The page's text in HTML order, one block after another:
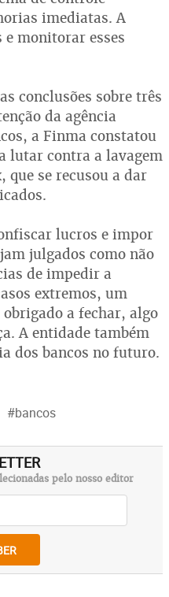
imediatas. A
monitorar esses
conclusões sobre três
da agência
a Finma constatou
lutar contra a lavagem
se recusou a dar
lucros e impor
julgados como não
de impedir a
extremos, um
a fechar, algo
A entidade também
dos bancos no futuro.
#bancos
pelo nosso editor